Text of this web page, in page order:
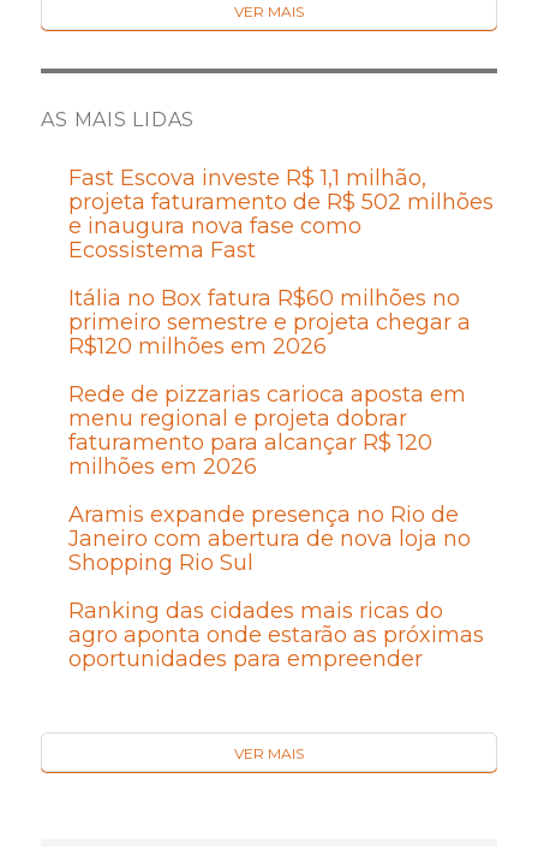
VER MAIS
AS MAIS LIDAS
Fast Escova investe R$ 1,1 milhão,
projeta faturamento de R$ 502 milhões
e inaugura nova fase como
Ecossistema Fast
Itália no Box fatura R$60 milhões no
primeiro semestre e projeta chegar a
R$120 milhões em 2026
Rede de pizzarias carioca aposta em
menu regional e projeta dobrar
faturamento para alcançar R$ 120
milhões em 2026
Aramis expande presença no Rio de
Janeiro com abertura de nova loja no
Shopping Rio Sul
Ranking das cidades mais ricas do
agro aponta onde estarão as próximas
oportunidades para empreender
VER MAIS